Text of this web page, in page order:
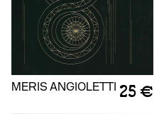
MERIS ANGIOLETTI 25 €